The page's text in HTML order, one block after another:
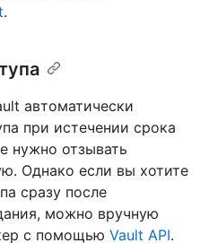
.
автоматически
при истечении срока
нужно отзывать
Однако если вы хотите
сразу после
можно вручную
с помощью Vault API.